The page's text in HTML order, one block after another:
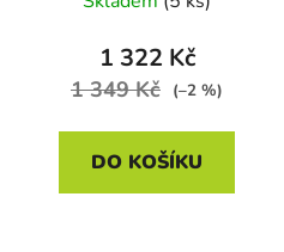
1 322 Kč
1 349 Kč (–2 %)
DO KOŠÍKU